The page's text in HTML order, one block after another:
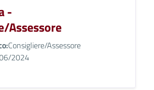
-
Assessore
Consigliere/Assessore
2024